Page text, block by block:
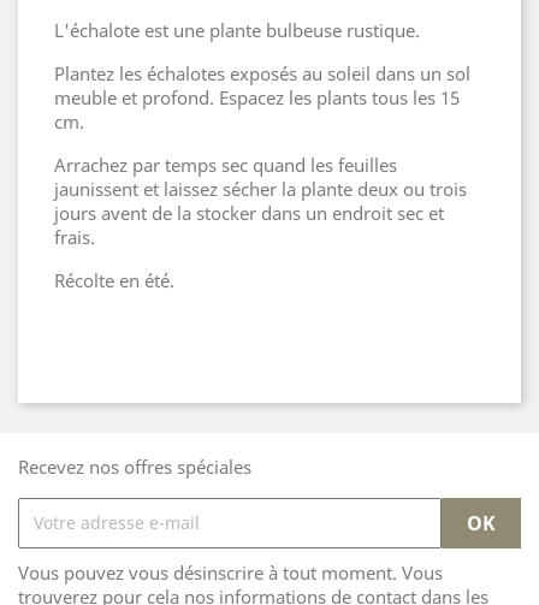
L'échalote est une plante bulbeuse rustique.
Plantez les échalotes exposés au soleil dans un sol
meuble et profond. Espacez les plants tous les 15
cm.
Arrachez par temps sec quand les feuilles
jaunissent et laissez sécher la plante deux ou trois
jours avent de la stocker dans un endroit sec et
frais.
Récolte en été.
Recevez nos offres spéciales
Vous pouvez vous désinscrire à tout moment. Vous
trouverez pour cela nos informations de contact dans les